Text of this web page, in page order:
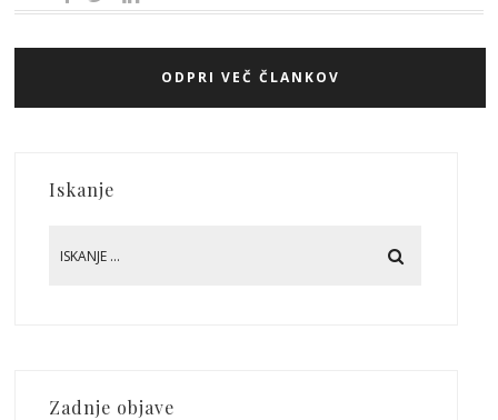
ODPRI VEČ ČLANKOV
Iskanje
Zadnje objave